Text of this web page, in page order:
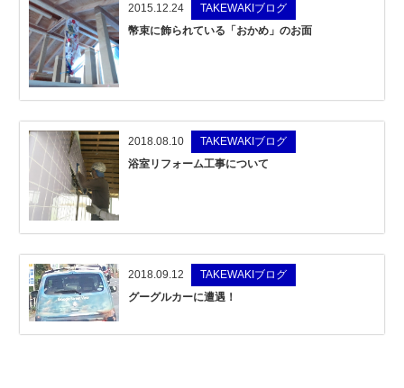
2015.12.24
TAKEWAKIブログ
幣束に飾られている「おかめ」のお面
2018.08.10
TAKEWAKIブログ
浴室リフォーム工事について
2018.09.12
TAKEWAKIブログ
グーグルカーに遭遇！